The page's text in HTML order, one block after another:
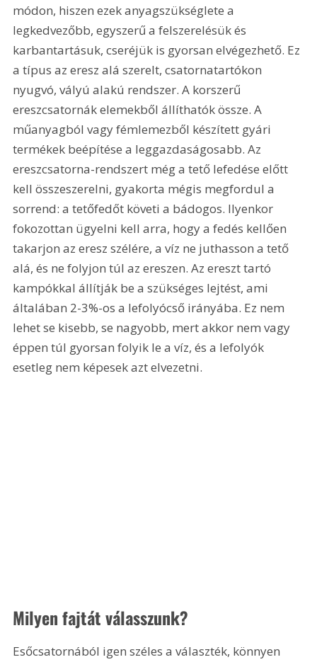
módon, hiszen ezek anyagszükséglete a
legkedvezőbb, egyszerű a felszerelésük és
karbantartásuk, cseréjük is gyorsan elvégezhető. Ez
a típus az eresz alá szerelt, csatornatartókon
nyugvó, vályú alakú rendszer. A korszerű
ereszcsatornák elemekből állíthatók össze. A
műanyagból vagy fémlemezből készített gyári
termékek beépítése a leggazdaságosabb. Az
ereszcsatorna-rendszert még a tető lefedése előtt
kell összeszerelni, gyakorta mégis megfordul a
sorrend: a tetőfedőt követi a bádogos. Ilyenkor
fokozottan ügyelni kell arra, hogy a fedés kellően
takarjon az eresz szélére, a víz ne juthasson a tető
alá, és ne folyjon túl az ereszen. Az ereszt tartó
kampókkal állítják be a szükséges lejtést, ami
általában 2-3%-os a lefolyócső irányába. Ez nem
lehet se kisebb, se nagyobb, mert akkor nem vagy
éppen túl gyorsan folyik le a víz, és a lefolyók
esetleg nem képesek azt elvezetni.
Milyen fajtát válasszunk?
Esőcsatornából igen széles a választék, könnyen